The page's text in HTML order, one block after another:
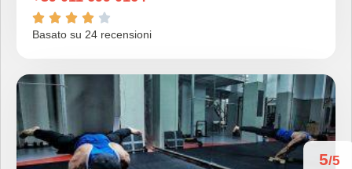
    
Basato su 24 recensioni
5/5